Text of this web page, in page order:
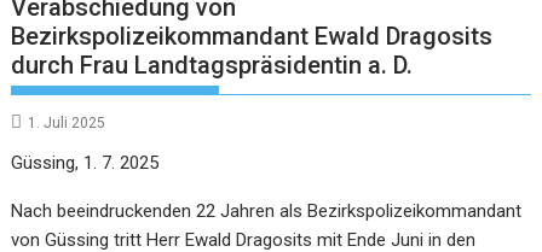
Verabschiedung von
Bezirkspolizeikommandant Ewald Dragosits
durch Frau Landtagspräsidentin a. D.
1. Juli 2025
Güssing, 1. 7. 2025
Nach beeindruckenden 22 Jahren als Bezirkspolizeikommandant
von Güssing tritt Herr Ewald Dragosits mit Ende Juni in den